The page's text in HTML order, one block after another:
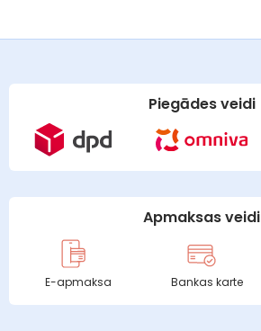
Piegādes veidi
Apmaksas veidi
E-apmaksa Bankas karte